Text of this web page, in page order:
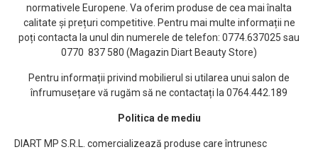
– tratament antiriduri
– tratament pentru
tonifiere
Este ideal pentru:
reintinerirea tenului si
atenuarea efectelor
matifiat, piele flasca.
normativele Europene. Va oferim produse de cea mai înalta
calitate și prețuri competitive. Pentru mai multe informații ne
poți contacta la unul din numerele de telefon: 0774.637025 sau
0770 837 580 (Magazin Diart Beauty Store)
Pentru informații privind mobilierul si utilarea unui salon de
înfrumusețare vă rugăm să ne contactați la 0764.442.189
Politica de mediu
DIART MP S.R.L. comercializează produse care întrunesc